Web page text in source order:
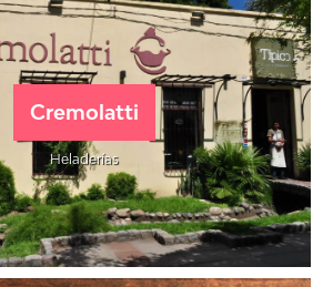
Cremolatti
Heladerías